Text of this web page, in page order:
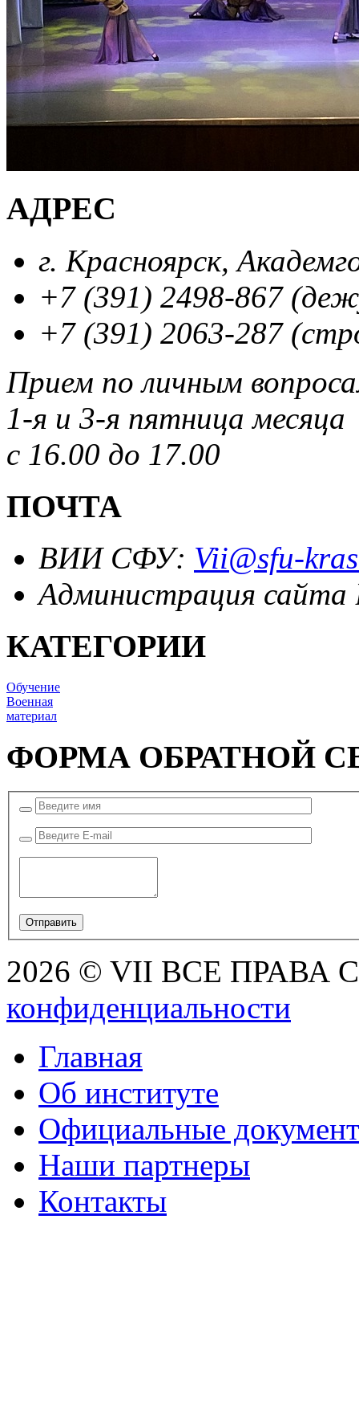
АДРЕС
г. Красноярск,
+7 (391) 2498-867
+7 (391) 2063-287
Прием по личным
1-я и 3-я пятница месяца
с 16.00 до 17.00
ПОЧТА
ВИИ СФУ: Vii@sfu-
Администрация
КАТЕГОРИИ
Обучение
Военная
материал
ФОРМА ОБРАТНОЙ
2026 © VII ВСЕ ПРАВА
конфиденциальности
Главная
Об институте
Официальные
Наши партнеры
Контакты